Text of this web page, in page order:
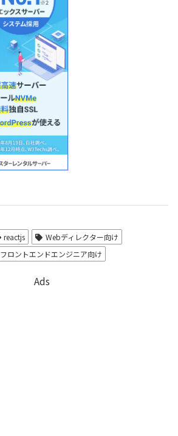
reactjs
Webディレクター向け
フロントエンドエンジニア向け
Ads